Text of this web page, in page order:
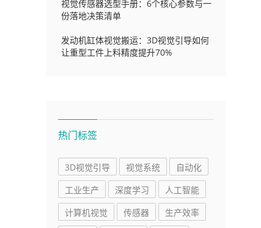
视觉传感器选型手册：6个核心参数与一
份落地决策清单
发动机缸体视觉搬运：3D视觉引导如何
让重型工件上料精度提升70%
热门标签
3D视觉引导 视觉系统
自动化
工业生产
深度学习
人工智能
计算机视觉
传感器
生产效率